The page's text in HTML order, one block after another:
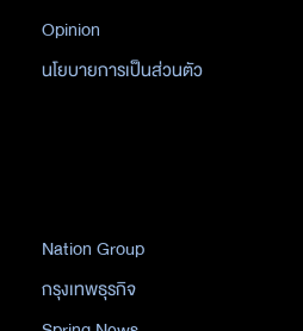
Opinion
นโยบายการเป็นส่วนตัว
Nation Group
กรุงเทพธุรกิจ